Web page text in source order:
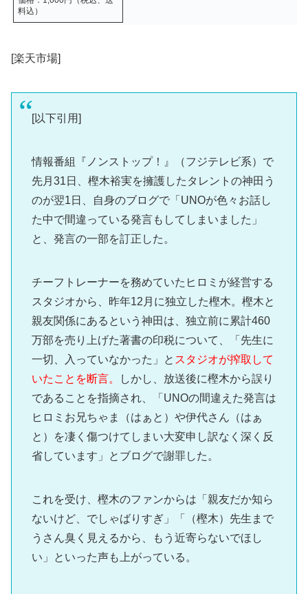
料込）
[楽天市場]
[以下引用]
情報番組『ノンストップ！』（フジテレビ系）で
先月31日、樫木裕実を擁護したタレントの神田う
のが翌1日、自身のブログで「UNOが色々お話し
た中で間違っている発言もしてしまいました」
と、発言の一部を訂正した。
チーフトレーナーを務めていたヒロミが経営する
スタジオから、昨年12月に独立した樫木。樫木と
親友関係にあるという神田は、独立前に累計460
万部を売り上げた著書の印税について、「先生に
一切、入っていなかった」と スタジオが搾取して
いたことを断言。
しかし、放送後に樫木から誤り
であることを指摘され、「UNOの間違えた発言は
ヒロミお兄ちゃま（はぁと）や伊代さん（はぁ
と）を凄く傷つけてしまい大変申し訳なく深く反
省しています」とブログで謝罪した。
これを受け、樫木のファンからは「親友だか知ら
ないけど、でしゃばりすぎ」「（樫木）先生まで
うさん臭く見えるから、もう近寄らないでほし
い」といった声も上がっている。